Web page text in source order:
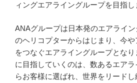
ィングエアライングループを目指し
ANAグループは日本発のエアライ
のヘリコプターからはじまり、今や
をつなぐエアライングループとな
に目指していくのは、数あるエア
らお客様に選ばれ、世界をリード